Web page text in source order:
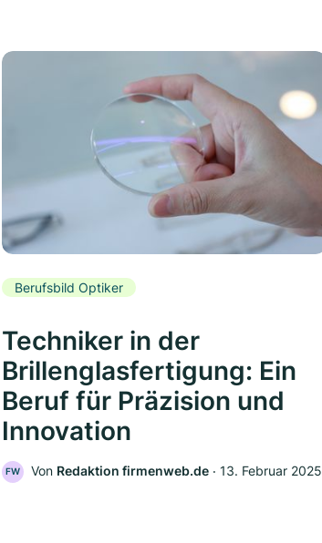
Berufsbild Optiker
Techniker in der
Brillenglasfertigung: Ein
Beruf für Präzision und
Innovation
FW Von Redaktion firmenweb.de ‧ 13. Februar 2025